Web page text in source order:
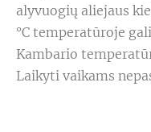
alyvuogių aliejaus
°C temperatūroje
Kambario
Laikyti vaikams